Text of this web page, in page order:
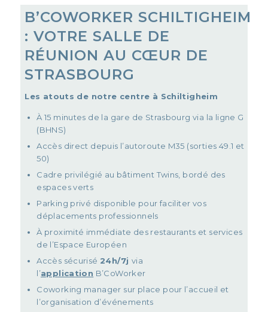
B’COWORKER SCHILTIGHEIM
: VOTRE SALLE DE
RÉUNION AU CŒUR DE
STRASBOURG
Les atouts de notre centre à Schiltigheim
À 15 minutes de la gare de Strasbourg via la ligne G
(BHNS)
Accès direct depuis l’autoroute M35 (sorties 49.1 et
50)
Cadre privilégié au bâtiment Twins, bordé des
espaces verts
Parking privé disponible pour faciliter vos
déplacements professionnels
À proximité immédiate des restaurants et services
de l’Espace Européen
Accès sécurisé 24h/7j via
l’application B’CoWorker
Coworking manager sur place pour l’accueil et
l’organisation d’événements